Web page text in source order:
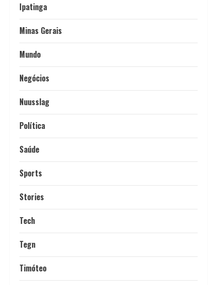
Ipatinga
Minas Gerais
Mundo
Negócios
Nuusslag
Política
Saúde
Sports
Stories
Tech
Tegn
Timóteo